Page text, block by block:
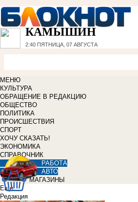
КАМЫШИН
2:40 ПЯТНИЦА, 07 АВГУСТА
МЕНЮ
КУЛЬТУРА
ОБРАЩЕНИЕ В РЕДАКЦИЮ
ОБЩЕСТВО
ПОЛИТИКА
ПРОИСШЕСТВИЯ
СПОРТ
ХОЧУ СКАЗАТЬ!
ЭКОНОМИКА
СПРАВОЧНИК
РАБОТА
АВТО
МАГАЗИНЫ
Еще
Редакция